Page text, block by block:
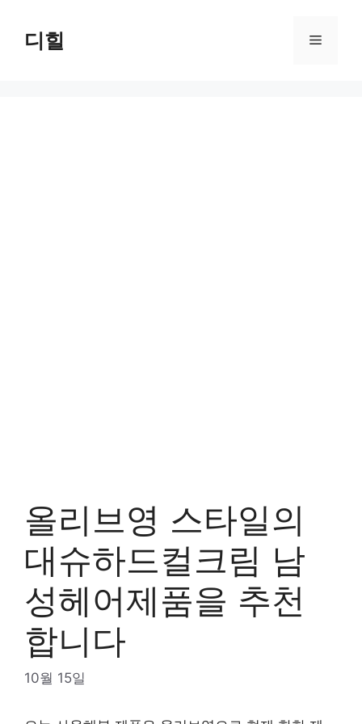
content디힐 Menu
올리브영 스타일의
대슈하드컬크림 남
성헤어제품을 추천
합니다
10월 15일